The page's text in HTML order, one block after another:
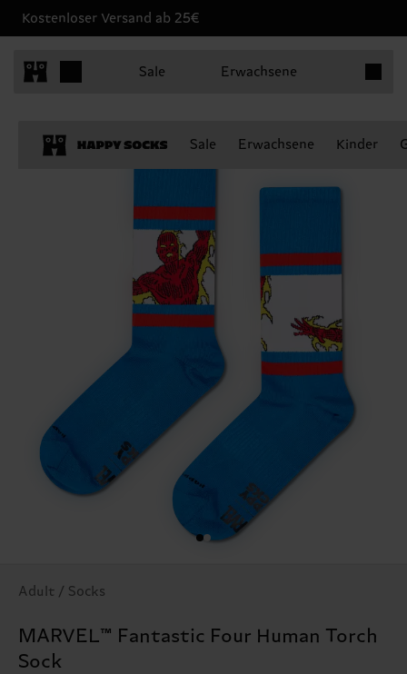
Kostenloser Versand ab 25€
Sale Erwachsene
Sale Erwachsene Kinder
Adult / Socks
MARVEL™ Fantastic Four Human Torch
Sock